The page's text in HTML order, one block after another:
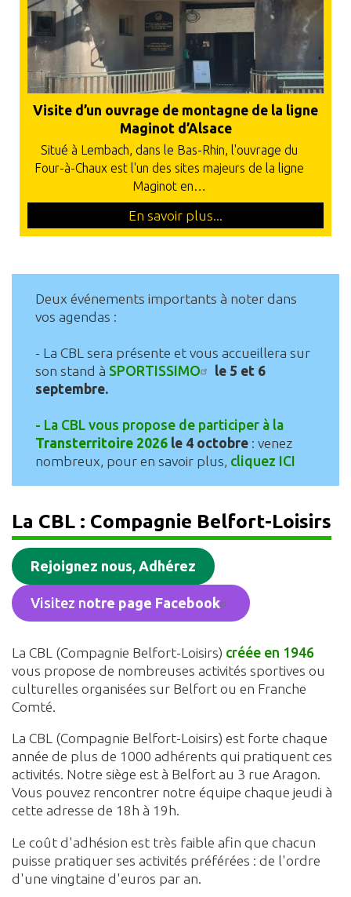
Visite d’un ouvrage de montagne de la ligne
Maginot d’Alsace
Situé à Lembach, dans le Bas-Rhin, l'ouvrage du
Four-à-Chaux est l'un des sites majeurs de la ligne
Maginot en…
En savoir plus...
Deux événements importants à noter dans
vos agendas :
- La CBL sera présente et vous accueillera sur
son stand à SPORTISSIMO
le 5 et 6
septembre.
- La CBL vous propose de participer à la
Transterritoire 2026 le 4 octobre : venez
nombreux, pour en savoir plus, cliquez ICI
La CBL : Compagnie Belfort-Loisirs
Rejoignez nous Adhérez
Visitez notre page Facebook
La CBL (Compagnie Belfort-Loisirs) créée en 1946
vous propose de nombreuses activités sportives ou
culturelles organisées sur Belfort ou en Franche
Comté.
La CBL (Compagnie Belfort-Loisirs) est forte chaque
année de plus de 1000 adhérents qui pratiquent ces
activités. Notre siège est à Belfort au 3 rue Aragon.
Vous pouvez rencontrer notre équipe chaque jeudi à
cette adresse de 18h à 19h.
Le coût d'adhésion est très faible afin que chacun
puisse pratiquer ses activités préférées : de l'ordre
d'une vingtaine d'euros par an.